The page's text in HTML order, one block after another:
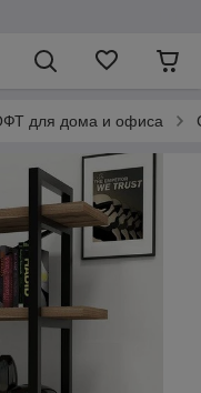
для дома и офиса